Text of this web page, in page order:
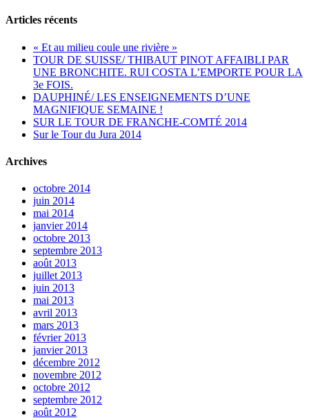
Articles récents
« Et au milieu coule une rivière »
TOUR DE SUISSE/ THIBAUT PINOT AFFAIBLI PAR
UNE BRONCHITE. RUI COSTA L’EMPORTE POUR LA
3e FOIS.
DAUPHINÉ/ LES ENSEIGNEMENTS D’UNE
MAGNIFIQUE SEMAINE !
SUR LE TOUR DE FRANCHE-COMTÉ 2014
Sur le Tour du Jura 2014
Archives
octobre 2014
juin 2014
mai 2014
janvier 2014
octobre 2013
septembre 2013
août 2013
juillet 2013
juin 2013
mai 2013
avril 2013
mars 2013
février 2013
janvier 2013
décembre 2012
novembre 2012
octobre 2012
septembre 2012
août 2012